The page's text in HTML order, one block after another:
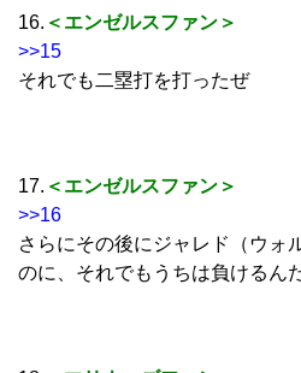
16. ＜エンゼルスファン＞
>>15
それでも二塁打を打ったぜ
17. ＜エンゼルスファン＞
>>16
さらにその後にジャレド（ウォ
のに、それでもうちは負けるん